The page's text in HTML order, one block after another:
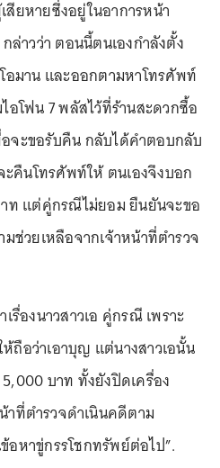
ยหายซึ่งอยู่ในอาการหน้า
ล่าวว่า ตอนนี้ตนเองกำลังตั้ง
อมาน และออกตามหาโทรศัพท์
อโฟน 7 พลัสไว้ที่ร้านสะดวกซื้อ
จะขอรับคืน กลับได้คำตอบกลับ
ะคืนโทรศัพท์ให้ ตนเองจึงบอก
ท แต่คู่กรณีไม่ยอม ยืนยันจะขอ
ช่วยเหลือจากเจ้าหน้าที่ตำรวจ
รื่องนาวสาวเอ คู่กรณี เพราะ
ถือว่าเอาบุญ แต่นางสาวเอนั้น
บาท ทั้งยังปิดเครื่อง
ที่ตำรวจดำเนินคดีตาม
อหาขู่กรรโชกทรัพย์ต่อไป”.